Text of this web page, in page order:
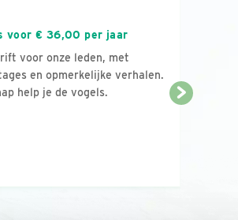
voor € 36,00 per jaar
voor onze leden, met
en opmerkelijke verhalen.
help je de vogels.